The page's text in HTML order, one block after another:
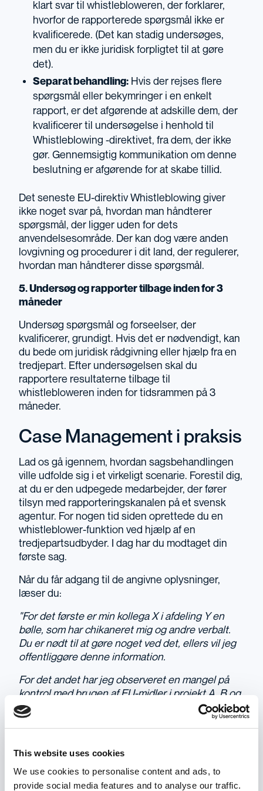
This website uses cookies
We use cookies to personalise content and ads, to
provide social media features and to analyse our traffic.
klart svar til whistlebloweren, der forklarer,
hvorfor de rapporterede spørgsmål ikke er
kvalificerede. (Det kan stadig undersøges,
men du er ikke juridisk forpligtet til at gøre
det).
Separat behandling: Hvis der rejses flere
spørgsmål eller bekymringer i en enkelt
rapport, er det afgørende at adskille dem, der
kvalificerer til undersøgelse i henhold til
Whistleblowing -direktivet, fra dem, der ikke
gør. Gennemsigtig kommunikation om denne
beslutning er afgørende for at skabe tillid.
Det seneste EU-direktiv Whistleblowing giver
ikke noget svar på, hvordan man håndterer
spørgsmål, der ligger uden for dets
anvendelsesområde. Der kan dog være anden
lovgivning og procedurer i dit land, der regulerer,
hvordan man håndterer disse spørgsmål.
5. Undersøg og rapporter tilbage inden for 3
måneder
Undersøg spørgsmål og forseelser, der
kvalificerer, grundigt. Hvis det er nødvendigt, kan
du bede om juridisk rådgivning eller hjælp fra en
tredjepart. Efter undersøgelsen skal du
rapportere resultaterne tilbage til
whistlebloweren inden for tidsrammen på 3
måneder.
Case Management i praksis
Lad os gå igennem, hvordan sagsbehandlingen
ville udfolde sig i et virkeligt scenarie. Forestil dig,
at du er den udpegede medarbejder, der fører
tilsyn med rapporteringskanalen på et svensk
agentur. For nogen tid siden oprettede du en
whistleblower-funktion ved hjælp af en
tredjepartsudbyder. I dag har du modtaget din
første sag.
Når du får adgang til de angivne oplysninger,
læser du:
"For det første er min kollega X i afdeling Y en
bølle, som har chikaneret mig og andre verbalt.
Du er nødt til at gøre noget ved det, ellers vil jeg
offentliggøre denne information.
For det andet har jeg observeret en mangel på
kontrol med brugen af EU-midler i projekt A, B og
C, hvor jeg fungerede som administrator i flere
måneder. I starten var det uklart, men nu er jeg
hvilket har ført til, at der ikke er blevet redegjort
Her er en oversigt over dine følgende handlinger: